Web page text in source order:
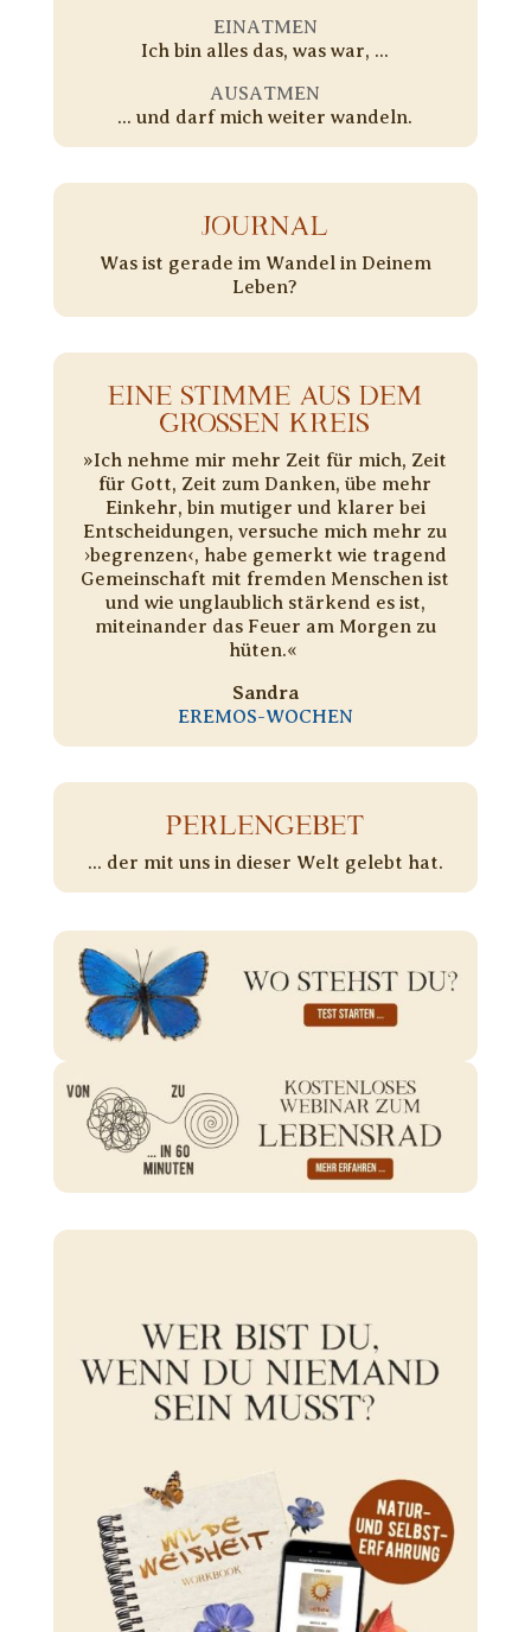
EINATMEN
Ich bin alles das, was war, ...
AUSATMEN
... und darf mich weiter wandeln.
JOURNAL
Was ist gerade im Wandel in Deinem
Leben?
EINE STIMME AUS DEM
GROSSEN KREIS
​»Ich nehme mir mehr Zeit für mich, Zeit
für Gott, Zeit zum Danken, übe mehr
Einkehr, bin mutiger und klarer bei
Entscheidungen, versuche mich mehr zu
›begrenzen‹, habe gemerkt wie tragend
Gemeinschaft mit fremden Menschen ist
und wie unglaublich stärkend es ist,
miteinander das Feuer am Morgen zu
hüten.« ​
Sandra
EREMOS-WOCHEN
PERLENGEBET
... der mit uns in dieser Welt gelebt hat.